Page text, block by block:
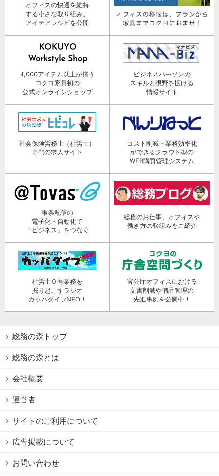
オフィスの快適を維持
する小さな取り組み。
アイデアレシピを公開
4,000アイテム以上が揃う
コクヨ家具初の
公式オンラインショップ
ビジネスパーソンの
スキルと視野を拡げる
情報サイト
社会保険労務士（社労士）
専門の求人サイト
コスト削減・業務効率化
ができるクラウド型の
WEB購買管理システム
帳票配信の
電子化・自動化で
「ビジネス」をつなぐ
総務のお仕事、オフィスや
働き方の取組みをご紹介
社労士０号業務を
掘り起こすラジオ
カッパダイブNEO！
官公庁オフィスにおける
文書削減や備品管理の
先進事例を公開中！
総務の森トップ
総務の森とは
会社概要
運営者
サイトのご利用について
広告掲載について
お問い合わせ